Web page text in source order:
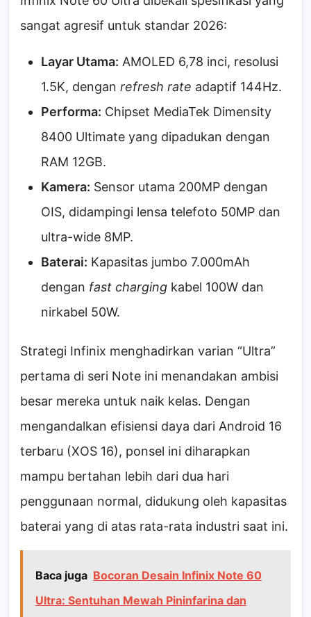
sangat agresif untuk standar 2026:
Layar Utama: AMOLED 6,78 inci, resolusi
1.5K, dengan refresh rate adaptif 144Hz.
Performa: Chipset MediaTek Dimensity
8400 Ultimate yang dipadukan dengan
RAM 12GB.
Kamera: Sensor utama 200MP dengan
OIS, didampingi lensa telefoto 50MP dan
ultra-wide 8MP.
Baterai: Kapasitas jumbo 7.000mAh
dengan fast charging kabel 100W dan
nirkabel 50W.
Strategi Infinix menghadirkan varian “Ultra”
pertama di seri Note ini menandakan ambisi
besar mereka untuk naik kelas. Dengan
mengandalkan efisiensi daya dari Android 16
terbaru (XOS 16), ponsel ini diharapkan
mampu bertahan lebih dari dua hari
penggunaan normal, didukung oleh kapasitas
baterai yang di atas rata-rata industri saat ini.
Baca juga Bocoran Desain Infinix Note 60
Ultra: Sentuhan Mewah Pininfarina dan